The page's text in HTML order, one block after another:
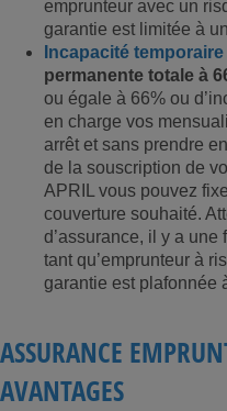
emprunteur avec un
garantie est limitée à
Incapacité temporaire
permanente totale à
ou égale à 66% ou
en charge vos
arrêt et sans prendre
de la souscription de
APRIL vous pouvez
couverture souhaité.
d’assurance, il y a
tant qu’emprunteur à
garantie est plafonnée
ASSURANCE
AVANTAGES